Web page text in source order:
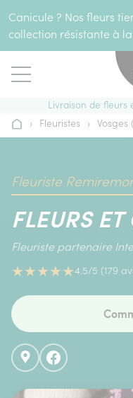
Canicule ? Nos fleurs
collection résistante à
Livraison de
Accueil
› Fleuristes › Vosges
Fleuriste
FLEURS
Fleuriste partenaire
★★★★★4.5/5 (179